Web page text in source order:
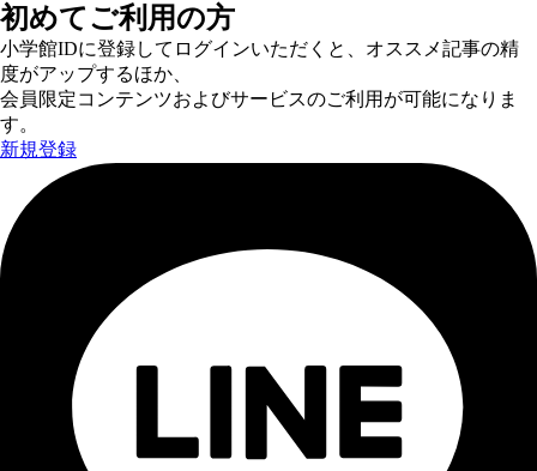
初めてご利用の方
小学館IDに登録してログインいただくと、オススメ記事の精
度がアップするほか、
会員限定コンテンツおよびサービスのご利用が可能になりま
す。
新規登録